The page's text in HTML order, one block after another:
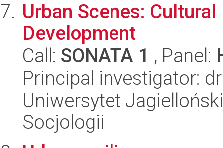
Urban Scenes:
Development
Call: SONATA 1 , Panel:
Principal investigator:
Uniwersytet
Socjologii